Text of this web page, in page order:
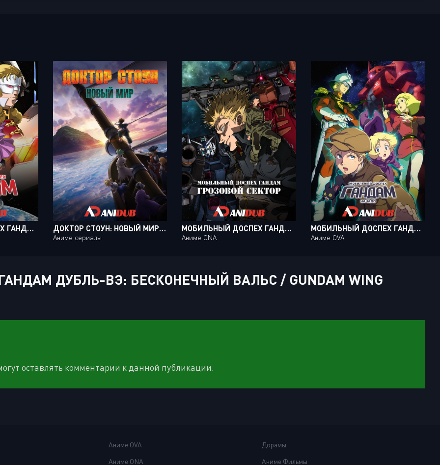
МОБИЛЬНЫЙ ДОСПЕХ ГАНДАМ ЕДИНОРОГ ОВА / MOBILE SUIT GUNDAM UNICORN OVA [07 ИЗ 07] ДОКТОР СТОУН: НОВЫЙ МИР ТВ-3 / DR. STONE: NEW WORLD TV-3 [22 ИЗ 22]
Аниме сериалы
МОБИЛЬНЫЙ ДОСПЕХ ГАНДАМ: ГРОЗОВОЙ СЕКТОР / KIDOU SENSHI GUNDAM: THUNDERBOLT [08 ИЗ 08]
Аниме ONA
МОБИЛЬНЫЙ ДОСПЕХ ГАНДАМ: НАЧАЛО / MOBILE SUIT GUNDAM: THE ORIGIN OVA [06 ИЗ 06]
Аниме OVA
ДУБЛЬ-ВЭ: БЕСКОНЕЧНЫЙ ВАЛЬС / GUNDAM WING
оставлять комментарии к данной публикации.
Аниме OVA
Аниме ONA
Дорамы
Аниме Фильмы